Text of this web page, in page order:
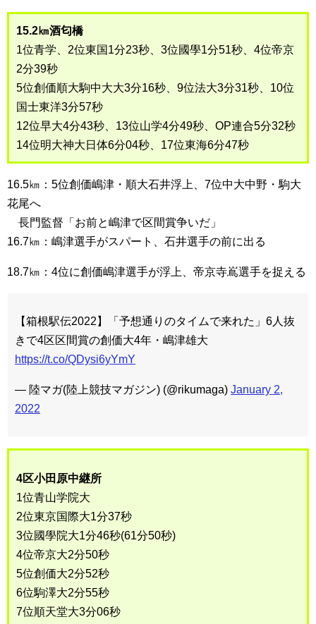
15.2㎞酒匂橋
1位青学、2位東国1分23秒、3位國學1分51秒、4位帝京
2分39秒
5位創価順大駒中大大3分16秒、9位法大3分31秒、10位
国士東洋3分57秒
12位早大4分43秒、13位山学4分49秒、OP連合5分32秒
14位明大神大日体6分04秒、17位東海6分47秒
16.5㎞：5位創価嶋津・順大石井浮上、7位中大中野・駒大
花尾へ
長門監督「お前と嶋津で区間賞争いだ」
16.7㎞：嶋津選手がスパート、石井選手の前に出る
18.7㎞：4位に創価嶋津選手が浮上、帝京寺嶌選手を捉える
【箱根駅伝2022】「予想通りのタイムで来れた」6人抜
きで4区区間賞の創価大4年・嶋津雄大
https://t.co/QDysi6yYmY
— 陸マガ(陸上競技マガジン) (@rikumaga) January 2,
2022
4区小田原中継所
1位青山学院大
2位東京国際大1分37秒
3位國學院大1分46秒(61分50秒)
4位帝京大2分50秒
5位創価大2分52秒
6位駒澤大2分55秒
7位順天堂大3分06秒